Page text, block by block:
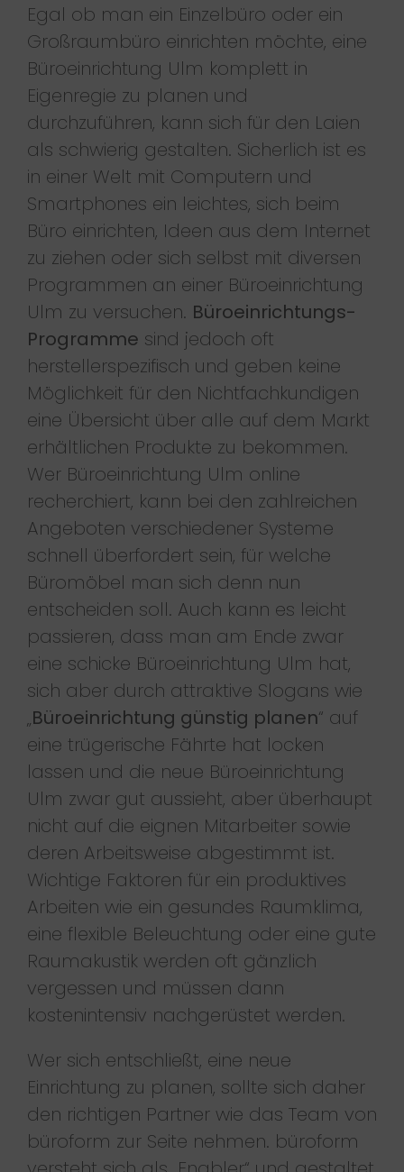
Egal ob man ein Einzelbüro oder ein
Großraumbüro einrichten möchte, eine
Büroeinrichtung Ulm komplett in
Eigenregie zu planen und
durchzuführen, kann sich für den Laien
als schwierig gestalten. Sicherlich ist es
in einer Welt mit Computern und
Smartphones ein leichtes, sich beim
Büro einrichten, Ideen aus dem Internet
zu ziehen oder sich selbst mit diversen
Programmen an einer Büroeinrichtung
Ulm zu versuchen. Büroeinrichtungs-
Programme sind jedoch oft
herstellerspezifisch und geben keine
Möglichkeit für den Nichtfachkundigen
eine Übersicht über alle auf dem Markt
erhältlichen Produkte zu bekommen.
Wer Büroeinrichtung Ulm online
recherchiert, kann bei den zahlreichen
Angeboten verschiedener Systeme
schnell überfordert sein, für welche
Büromöbel man sich denn nun
entscheiden soll. Auch kann es leicht
passieren, dass man am Ende zwar
eine schicke Büroeinrichtung Ulm hat,
sich aber durch attraktive Slogans wie
„Büroeinrichtung günstig planen“ auf
eine trügerische Fährte hat locken
lassen und die neue Büroeinrichtung
Ulm zwar gut aussieht, aber überhaupt
nicht auf die eignen Mitarbeiter sowie
deren Arbeitsweise abgestimmt ist.
Wichtige Faktoren für ein produktives
Arbeiten wie ein gesundes Raumklima,
eine flexible Beleuchtung oder eine gute
Raumakustik werden oft gänzlich
vergessen und müssen dann
kostenintensiv nachgerüstet werden.
Wer sich entschließt, eine neue
Einrichtung zu planen, sollte sich daher
den richtigen Partner wie das Team von
büroform zur Seite nehmen. büroform